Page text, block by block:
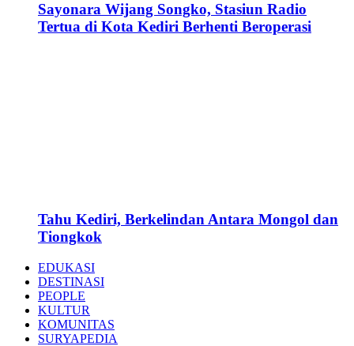
Sayonara Wijang Songko, Stasiun Radio
Tertua di Kota Kediri Berhenti Beroperasi
Tahu Kediri, Berkelindan Antara Mongol dan
Tiongkok
EDUKASI
DESTINASI
PEOPLE
KULTUR
KOMUNITAS
SURYAPEDIA